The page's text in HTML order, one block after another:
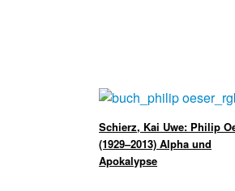
Schierz, Kai Uwe: Philip
(1929–2013) Alpha und
Apokalypse